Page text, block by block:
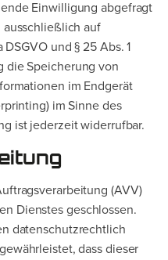
Einwilligung abgefragt
auf
und § 25 Abs. 1
die Speicherung von
im Endgerät
im Sinne des
ist jederzeit widerrufbar.
(AVV)
Dienstes geschlossen.
datenschutzrechtlich
dass dieser